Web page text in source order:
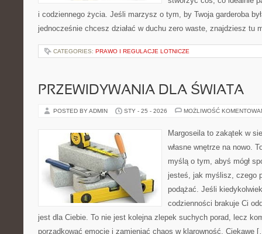
i codziennego życia. Jeśli marzysz o tym, by Twoja garderoba
jednocześnie chcesz działać w duchu zero waste, znajdziesz tu
CATEGORIES: PRAWO I REGULACJE LOTNICZE
PRZEWIDYWANIA DLA ŚWIATA
POSTED BY ADMIN STY - 25 - 2026 MOŻLIWOŚĆ
Margoseila to zakątek w
własne wnętrze na nowo.
myślą o tym, abyś mógł
jesteś, jak myślisz, czego
podążać. Jeśli
codzienności brakuje Ci
jest dla Ciebie. To nie jest kolejna zlepek suchych porad, lecz
porządkować emocje i zamieniać chaos w klarowność. Ciekawe